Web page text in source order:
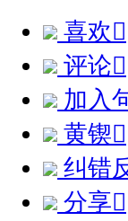
喜欢
评论
加入
黄锲
纠错
分享